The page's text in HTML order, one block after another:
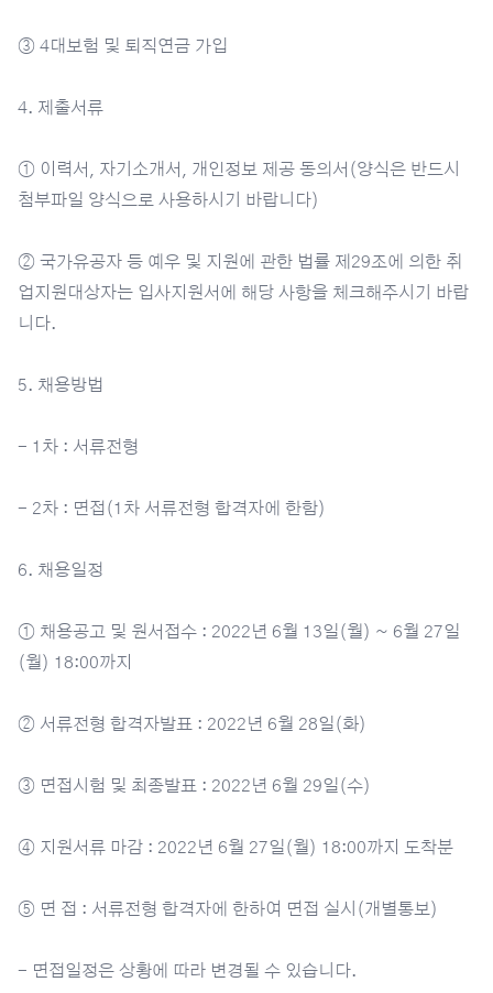
③ 4대보험 및 퇴직연금 가입
4. 제출서류
① 이력서, 자기소개서, 개인정보 제공 동의서(양식은 반드시
첨부파일 양식으로 사용하시기 바랍니다)
② 국가유공자 등 예우 및 지원에 관한 법률 제29조에 의한 취
업지원대상자는 입사지원서에 해당 사항을 체크해주시기 바랍
니다.
5. 채용방법
- 1차 : 서류전형
- 2차 : 면접(1차 서류전형 합격자에 한함)
6. 채용일정
① 채용공고 및 원서접수 : 2022년 6월 13일(월) ~ 6월 27일
(월) 18:00까지
② 서류전형 합격자발표 : 2022년 6월 28일(화)
③ 면접시험 및 최종발표 : 2022년 6월 29일(수)
④ 지원서류 마감 : 2022년 6월 27일(월) 18:00까지 도착분
⑤ 면 접 : 서류전형 합격자에 한하여 면접 실시(개별통보)
- 면접일정은 상황에 따라 변경될 수 있습니다.